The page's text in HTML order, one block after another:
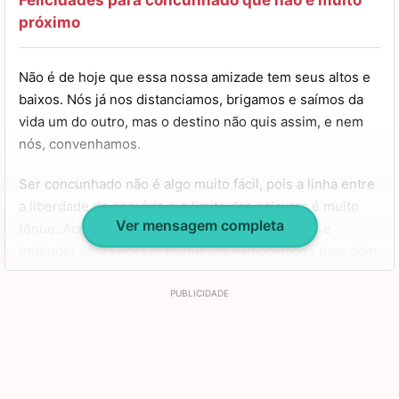
garra para correr atrás dos seus objetivos. Fique bem e
se cuide, parceiro!
próximo
Não é de hoje que essa nossa amizade tem seus altos e
baixos. Nós já nos distanciamos, brigamos e saímos da
vida um do outro, mas o destino não quis assim, e nem
nós, convenhamos.
Ser concunhado não é algo muito fácil, pois a linha entre
a liberdade do convívio e o limite das palavras é muito
tênue. Acredito que conseguimos nos entender e
entender estas nossas fraquezas e imposições para com
o outro. Hoje só venho em missão de paz!
Ver mensagem completa